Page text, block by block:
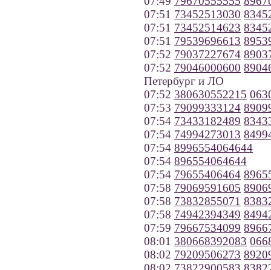
07:51 73452513030
07:51 73452514623
07:51 79539696613
07:52 79037227674
07:52 79046000600
Петербург и ЛО
07:52 380630552215
07:53 79099333124
07:54 73433182489
07:54 74994273013
07:54 8996554064644
07:54 896554064644
07:54 79655406464
07:58 79069591605
07:58 73832855071
07:58 74942394349
07:59 79667534099
08:01 380668392083
08:02 79209506273